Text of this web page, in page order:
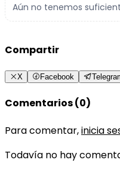
Aún no tenemos
Compartir
X Facebook
Comentarios (0)
Para comentar,inicia
Todavía no hay